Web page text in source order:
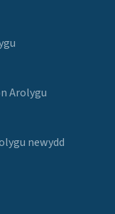
Arolygu
newydd